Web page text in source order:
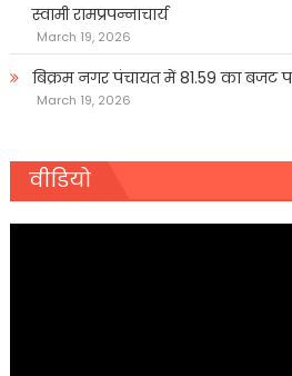
स्वामी रामप्रपन्नाचार्य
March 19, 2026
बिक्रम नगर पंचायत में 81.59 का बजट
March 19, 2026
वीडियो